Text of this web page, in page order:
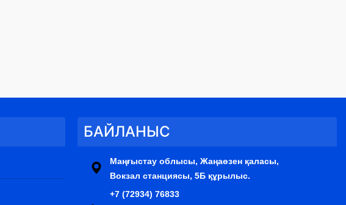
БАЙЛАНЫС
Маңғыстау облысы, Жаңаөзен қаласы,
Вокзал станциясы, 5Б құрылыс.
+7 (72934) 76833